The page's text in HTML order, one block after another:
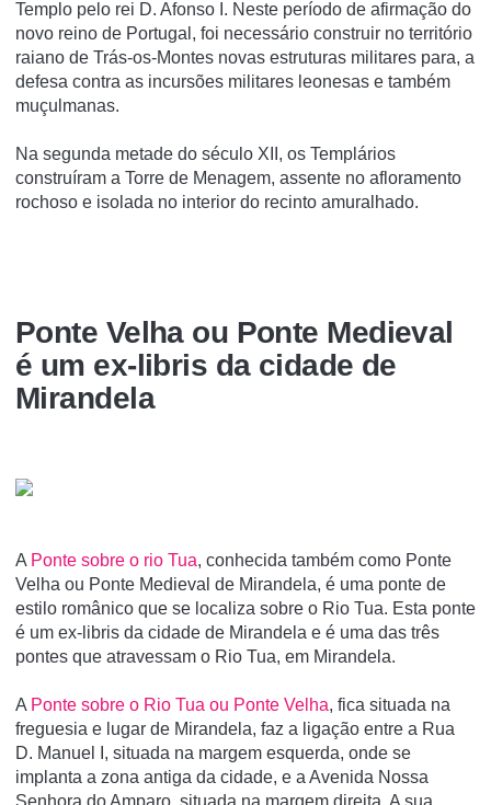
Templo pelo rei D. Afonso I. Neste período de afirmação do
novo reino de Portugal, foi necessário construir no território
raiano de Trás-os-Montes novas estruturas militares para, a
defesa contra as incursões militares leonesas e também
muçulmanas.
Na segunda metade do século XII, os Templários
construíram a Torre de Menagem, assente no afloramento
rochoso e isolada no interior do recinto amuralhado.
Ponte Velha ou Ponte Medieval
é um ex-libris da cidade de
Mirandela
A Ponte sobre o rio Tua, conhecida também como Ponte
Velha ou Ponte Medieval de Mirandela, é uma ponte de
estilo românico que se localiza sobre o Rio Tua. Esta ponte
é um ex-libris da cidade de Mirandela e é uma das três
pontes que atravessam o Rio Tua, em Mirandela.
A Ponte sobre o Rio Tua ou Ponte Velha, fica situada na
freguesia e lugar de Mirandela, faz a ligação entre a Rua
D. Manuel I, situada na margem esquerda, onde se
implanta a zona antiga da cidade, e a Avenida Nossa
Senhora do Amparo, situada na margem direita. A sua